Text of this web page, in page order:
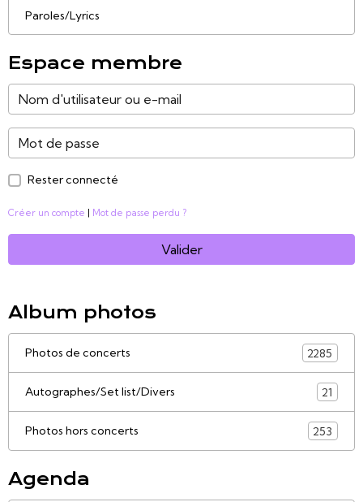
Paroles/Lyrics
Espace membre
Rester connecté
Créer un compte Mot de passe perdu ?
Valider
Album photos
Photos de concerts 2285
Autographes/Set list/Divers 21
Photos hors concerts 253
Agenda